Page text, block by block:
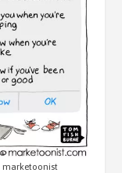
marketoonist